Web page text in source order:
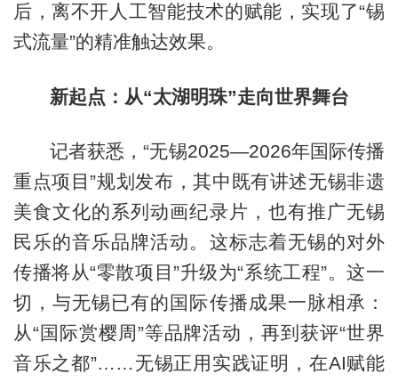
后，离不开人工智能技术的赋能，实现了“锡
式流量”的精准触达效果。
新起点：从“太湖明珠”走向世界舞台
记者获悉，“无锡2025—2026年国际传播
重点项目”规划发布，其中既有讲述无锡非遗
美食文化的系列动画纪录片，也有推广无锡
民乐的音乐品牌活动。这标志着无锡的对外
传播将从“零散项目”升级为“系统工程”。这一
切，与无锡已有的国际传播成果一脉相承：
从“国际赏樱周”等品牌活动，再到获评“世界
音乐之都”……无锡正用实践证明，在AI赋能